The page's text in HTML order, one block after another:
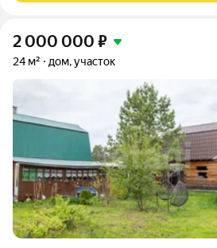
2 000 000 ₽
24 м² дом, участок